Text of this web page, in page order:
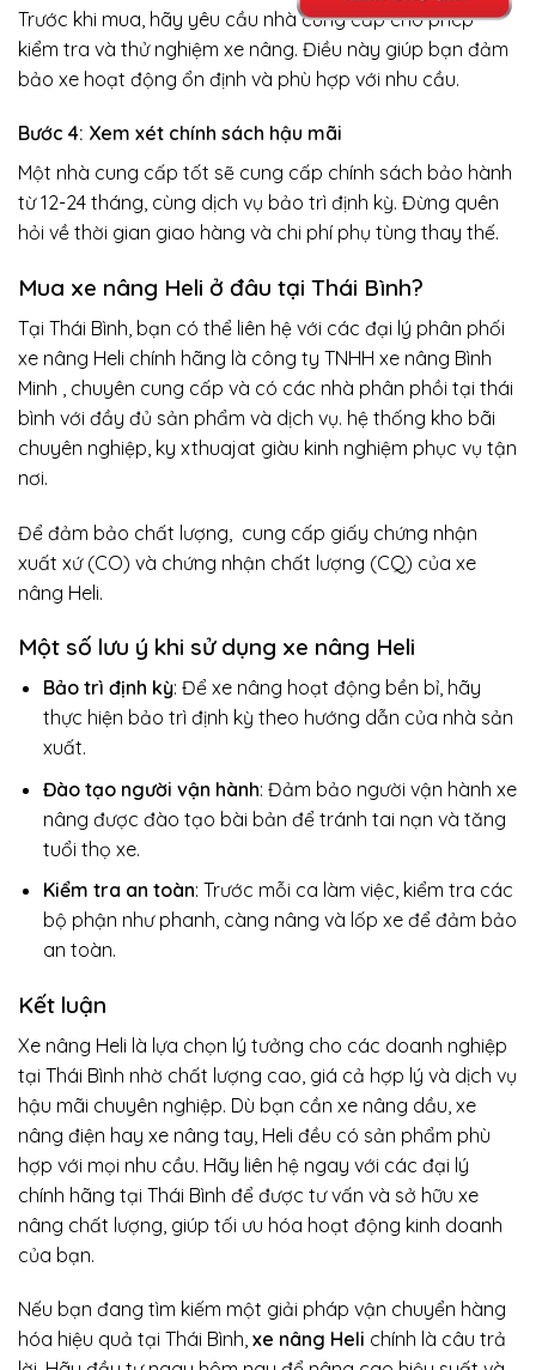
Trước khi mua, hãy yêu cầu nhà cung cấp cho phép
kiểm tra và thử nghiệm xe nâng. Điều này giúp bạn đảm
bảo xe hoạt động ổn định và phù hợp với nhu cầu.
Bước 4: Xem xét chính sách hậu mãi
Một nhà cung cấp tốt sẽ cung cấp chính sách bảo hành
từ 12-24 tháng, cùng dịch vụ bảo trì định kỳ. Đừng quên
hỏi về thời gian giao hàng và chi phí phụ tùng thay thế.
Mua xe nâng Heli ở đâu tại Thái Bình?
Tại Thái Bình, bạn có thể liên hệ với các đại lý phân phối
xe nâng Heli chính hãng là công ty TNHH xe nâng Bình
Minh , chuyên cung cấp và có các nhà phân phồi tại thái
bình với đầy đủ sản phẩm và dịch vụ. hệ thống kho bãi
chuyên nghiệp, ky xthuajat giàu kinh nghiệm phục vụ tận
nơi.
Để đảm bảo chất lượng, cung cấp giấy chứng nhận
xuất xứ (CO) và chứng nhận chất lượng (CQ) của xe
nâng Heli.
Một số lưu ý khi sử dụng xe nâng Heli
Bảo trì định kỳ: Để xe nâng hoạt động bền bỉ, hãy
thực hiện bảo trì định kỳ theo hướng dẫn của nhà sản
xuất.
Đào tạo người vận hành: Đảm bảo người vận hành xe
nâng được đào tạo bài bản để tránh tai nạn và tăng
tuổi thọ xe.
Kiểm tra an toàn: Trước mỗi ca làm việc, kiểm tra các
bộ phận như phanh, càng nâng và lốp xe để đảm bảo
an toàn.
Kết luận
Xe nâng Heli là lựa chọn lý tưởng cho các doanh nghiệp
tại Thái Bình nhờ chất lượng cao, giá cả hợp lý và dịch vụ
hậu mãi chuyên nghiệp. Dù bạn cần xe nâng dầu, xe
nâng điện hay xe nâng tay, Heli đều có sản phẩm phù
hợp với mọi nhu cầu. Hãy liên hệ ngay với các đại lý
chính hãng tại Thái Bình để được tư vấn và sở hữu xe
nâng chất lượng, giúp tối ưu hóa hoạt động kinh doanh
của bạn.
Nếu bạn đang tìm kiếm một giải pháp vận chuyển hàng
hóa hiệu quả tại Thái Bình, xe nâng Heli chính là câu trả